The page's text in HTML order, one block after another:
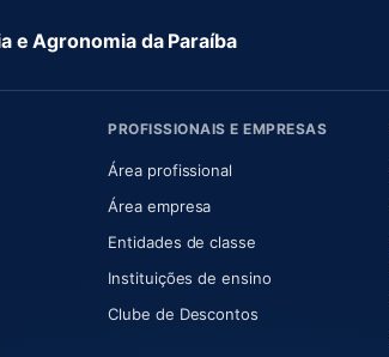
e Agronomia da Paraíba
PROFISSIONAIS E EMPRESAS
Área profissional
Área empresa
Entidades de classe
Instituições de ensino
Clube de Descontos